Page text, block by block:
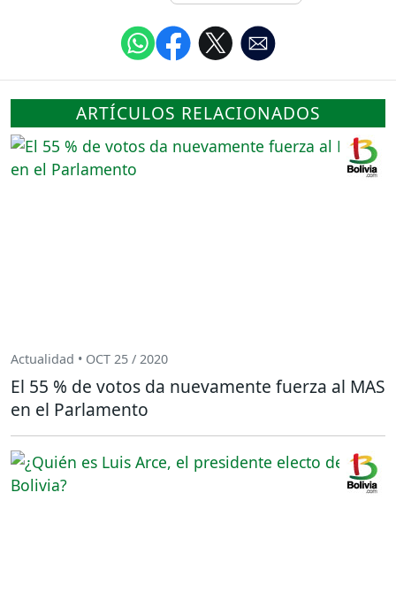
ARTÍCULOS RELACIONADOS
Actualidad • OCT 25 / 2020
El 55 % de votos da nuevamente fuerza al MAS
en el Parlamento